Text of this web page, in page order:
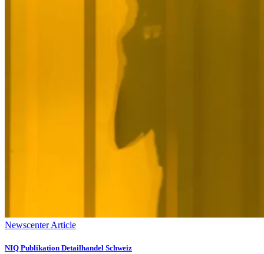
Newscenter Article
NIQ Publikation Detailhandel Schweiz